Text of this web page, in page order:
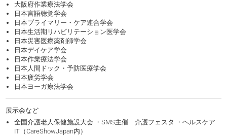
大阪府作業療法学会
日本言語聴覚学会
日本プライマリー・ケア連合学会
日本生活期リハビリテーション医学会
日本災害医療薬剤師学会
日本デイケア学会
日本作業療法学会
日本人間ドック・予防医療学会
日本疲労学会
日本ヨーガ療法学会
展示会など
全国介護老人保健施設大会 ・SMS主催 介護フェスタ ・ヘルスケア
IT（CareShowJapan内）